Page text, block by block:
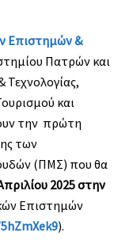
Επιστημών &
Πατρών και
Τεχνολογίας,
και
την πρώτη
των
(ΠΜΣ) που θα
2025 στην
Επιστημών
).